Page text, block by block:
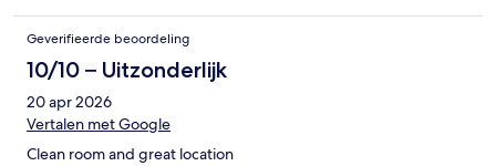
Geverifieerde beoordeling
10/10 – Uitzonderlijk
20 apr 2026
Vertalen met Google
Clean room and great location